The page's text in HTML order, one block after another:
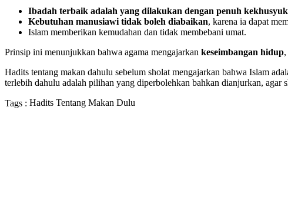
Ibadah terbaik adalah yang dilakukan dengan penuh
Kebutuhan manusiawi tidak boleh diabaikan, karena ia dapat
Islam memberikan kemudahan dan tidak membebani umat.
Prinsip ini menunjukkan bahwa agama mengajarkan keseimbangan hidup
Hadits tentang makan dahulu sebelum sholat mengajarkan bahwa Islam
terlebih dahulu adalah pilihan yang diperbolehkan bahkan dianjurkan, agar
Tags : Hadits Tentang Makan Dulu